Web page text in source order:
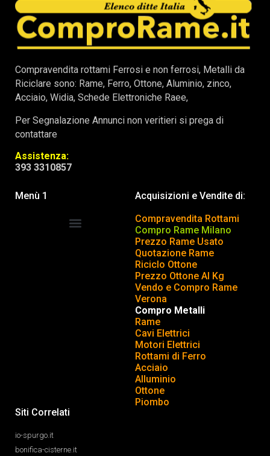
Compravendita rottami Ferrosi e non ferrosi, Metalli da
Riciclare sono: Rame, Ferro, Ottone, Aluminio, zinco,
Acciaio, Widia, Schede Elettroniche Raee,
Per Segnalazione Annunci non veritieri si prega di
contattare
Assistenza:
393 3310857
Menù 1
Acquisizioni e Vendite di:
Compravendita Rottami
Compro Rame Milano
Prezzo Rame Usato
Quotazione Rame
Riciclo Ottone
Prezzo Ottone Al Kg
Vendo e Compro Rame
Verona
Compro Metalli
Rame
Cavi Elettrici
Motori Elettrici
Rottami di Ferro
Acciaio
Alluminio
Ottone
Piombo
Siti Correlati
io-spurgo.it
bonifica-cisterne.it